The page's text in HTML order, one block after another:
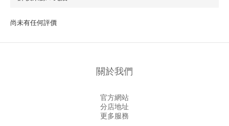
尚未有任何評價
關於我們
官方網站
分店地址
更多服務